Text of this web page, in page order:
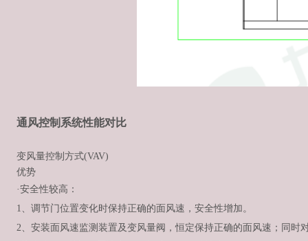
通风控制系统性能对比
变风量控制方式(VAV)
优势
·安全性较高：
1、调节门位置变化时保持正确的面风速，安全性增加。
2、安装面风速监测装置及变风量阀，恒定保持正确的面风速；同